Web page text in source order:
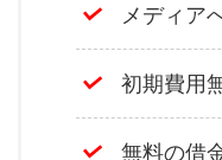
メディア
初期費用
無料の借